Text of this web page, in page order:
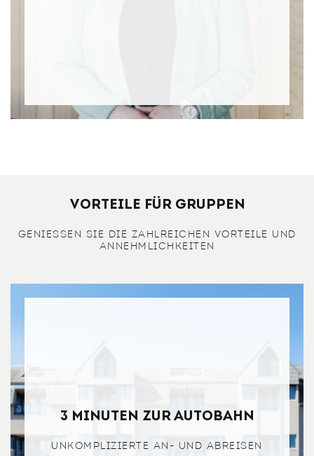
Vorteile für Gruppen
GENIESSEN SIE DIE ZAHLREICHEN VORTEILE UND A
NNEHMLICHKEITEN
3 Minuten zur Autobahn
UNKOMPLIZIERTE AN- UND ABREISEN